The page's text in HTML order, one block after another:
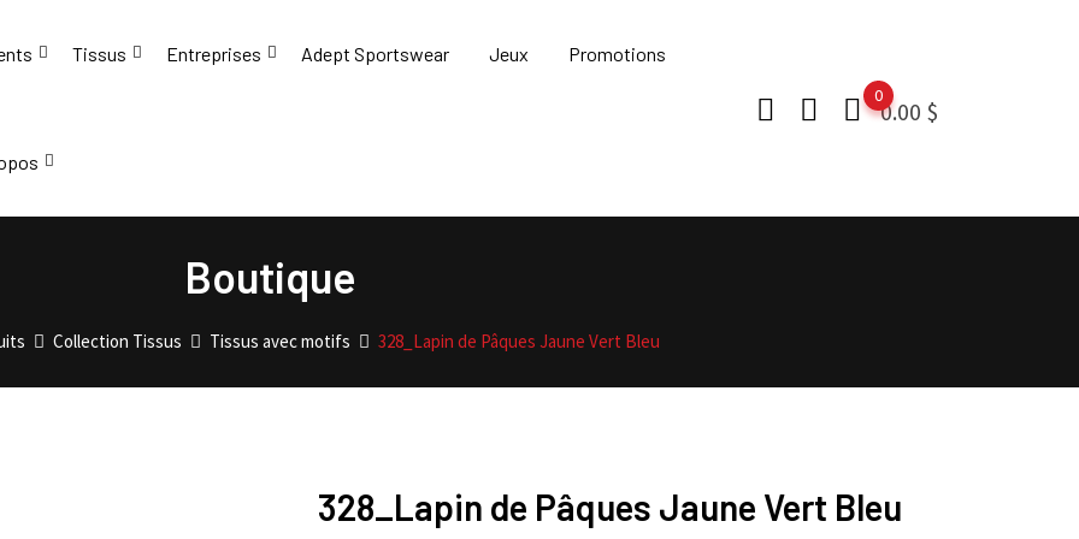
Tissus Entreprises Adept Sportswear Jeux Promotions
0.00 $
0
Boutique
Collection Tissus Tissus avec motifs 328_Lapin de Pâques Jaune Vert Bleu
328_Lapin de Pâques Jaune Vert Bleu